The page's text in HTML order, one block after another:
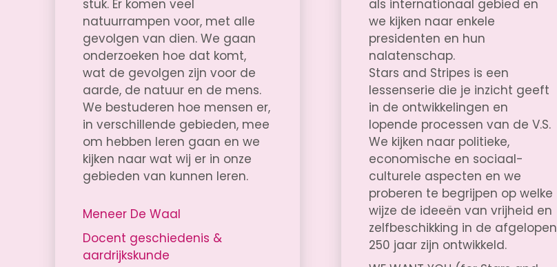
stuk. Er komen veel
natuurrampen voor, met alle
gevolgen van dien. We gaan
onderzoeken hoe dat komt,
wat de gevolgen zijn voor de
aarde, de natuur en de mens.
We bestuderen hoe mensen er,
in verschillende gebieden, mee
om hebben leren gaan en we
kijken naar wat wij er in onze
gebieden van kunnen leren.
Meneer De Waal
Docent geschiedenis &
aardrijkskunde
als internationaal gebied en
we kijken naar enkele
presidenten en hun
nalatenschap.
Stars and Stripes is een
lessenserie die je inzicht geeft
in de ontwikkelingen en
lopende processen van de V.S.
We kijken naar politieke,
economische en sociaal-
culturele aspecten en we
proberen te begrijpen op welke
wijze de ideeën van vrijheid en
zelfbeschikking in de afgelopen
250 jaar zijn ontwikkeld.